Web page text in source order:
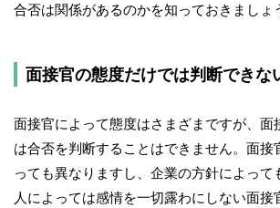
合否は関係があるのかを知っておきましょ
面接官の態度だけでは判断できな
面接官によって態度はさまざまですが、面
は合否を判断することはできません。面接
っても異なりますし、企業の方針によって
人によっては感情を一切露わにしない面接